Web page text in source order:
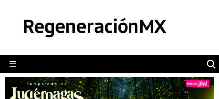
☰
POLÍTICA
CAMALEÓN
OPINIÓN